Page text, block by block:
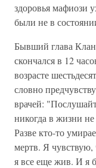
здоровья мафиози
были не в
Бывший глава
скончался в 12
возрасте
словно
врачей:
никогда в жизни не
Разве кто-то
мертв. Я
я все еще жив. И я